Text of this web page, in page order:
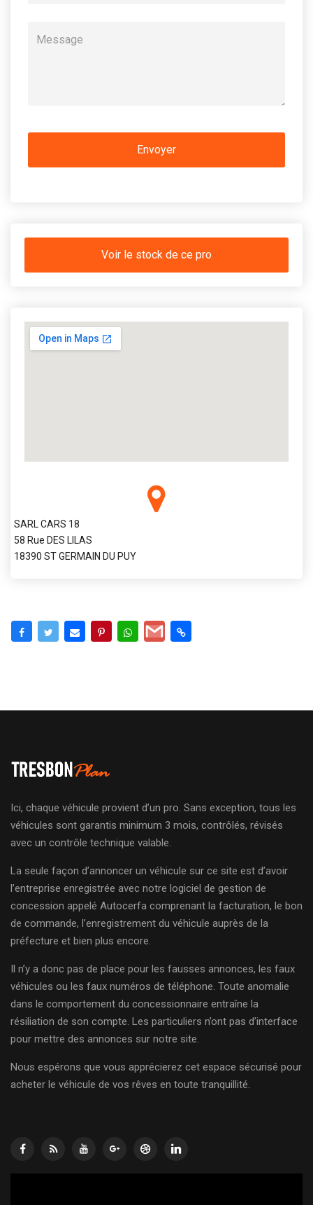
Voir le stock de ce pro
SARL CARS 18
58 Rue DES LILAS
18390 ST GERMAIN DU PUY
Ici, chaque véhicule provient d’un pro. Sans exception, tous les
véhicules sont garantis minimum 3 mois, contrôlés, révisés
avec un contrôle technique valable.
La seule façon d’annoncer un véhicule sur ce site est d’avoir
l’entreprise enregistrée avec notre logiciel de gestion de
concession appelé Autocerfa comprenant la facturation, le bon
de commande, l’enregistrement du véhicule auprès de la
préfecture et bien plus encore.
Il n’y a donc pas de place pour les fausses annonces, les faux
véhicules ou les faux numéros de téléphone. Toute anomalie
dans le comportement du concessionnaire entraîne la
résiliation de son compte. Les particuliers n’ont pas d’interface
pour mettre des annonces sur notre site.
Nous espérons que vous apprécierez cet espace sécurisé pour
acheter le véhicule de vos rêves en toute tranquillité.